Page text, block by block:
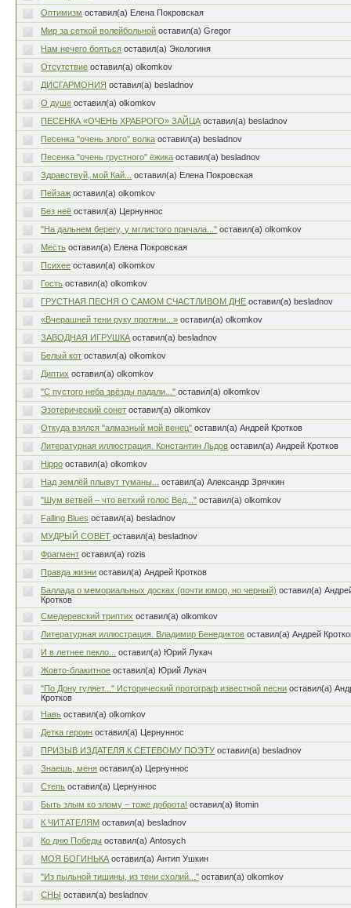
Оптимизм оставил(а) Елена Покровская
Мир за сеткой волейбольной оставил(а) Gregor
Нам нечего бояться оставил(а) Экологиня
Отсутствие оставил(а) olkomkov
ДИСГАРМОНИЯ оставил(а) besladnov
О душе оставил(а) olkomkov
ПЕСЕНКА «ОЧЕНЬ ХРАБРОГО» ЗАЙЦА оставил(а) besladnov
Песенка "очень злого" волка оставил(а) besladnov
Песенка "очень грустного" ёжика оставил(а) besladnov
Здравствуй, мой Кай...
оставил(а) Елена Покровская
Пейзаж оставил(а) olkomkov
Без неё оставил(а) Цернуннос
"На дальнем берегу, у мглистого причала..." оставил(а) olkomkov
Месть оставил(а) Елена Покровская
Психее оставил(а) olkomkov
Гость оставил(а) olkomkov
ГРУСТНАЯ ПЕСНЯ О САМОМ СЧАСТЛИВОМ ДНЕ оставил(а) besladnov
«Вчерашней тени руку протяни...» оставил(а) olkomkov
ЗАВОДНАЯ ИГРУШКА оставил(а) besladnov
Белый кот оставил(а) olkomkov
Диптих оставил(а) olkomkov
"С пустого неба звёзды падали..." оставил(а) olkomkov
Эзотерический сонет оставил(а) olkomkov
Откуда взялся "алмазный мой венец" оставил(а) Андрей Кротков
Литературная иллюстрация. Константин Льдов оставил(а) Андрей Кротков
Hippo оставил(а) olkomkov
Над землёй плывут туманы...
оставил(а) Александр Зрячкин
"Шум ветвей – что ветхий голос Вед..." оставил(а) olkomkov
Falling Blues оставил(а) besladnov
МУДРЫЙ СОВЕТ оставил(а) besladnov
Фрагмент оставил(а) rozis
Правда жизни оставил(а) Андрей Кротков
Баллада о мемориальных досках (почти юмор, но черный) оставил(а)
Кротков
Смедеревский триптих оставил(а) olkomkov
Литературная иллюстрация. Владимир Бенедиктов оставил(а) Андрей
И в летнее пекло...
оставил(а) Юрий Лукач
Жовто-блакитное оставил(а) Юрий Лукач
"По Дону гуляет..." Исторический протограф известной песни оставил(а)
Кротков
Навь оставил(а) olkomkov
Детка героин оставил(а) Цернуннос
ПРИЗЫВ ИЗДАТЕЛЯ К СЕТЕВОМУ ПОЭТУ оставил(а) besladnov
Знаешь, меня оставил(а) Цернуннос
Степь оставил(а) Цернуннос
Быть злым ко злому – тоже доброта! оставил(а) litomin
К ЧИТАТЕЛЯМ оставил(а) besladnov
Ко дню Победы оставил(а) Antosych
МОЯ БОГИНЬКА оставил(а) Антип Ушкин
"Из пыльной тишины, из тени схолий..." оставил(а) olkomkov
СНЫ оставил(а) besladnov